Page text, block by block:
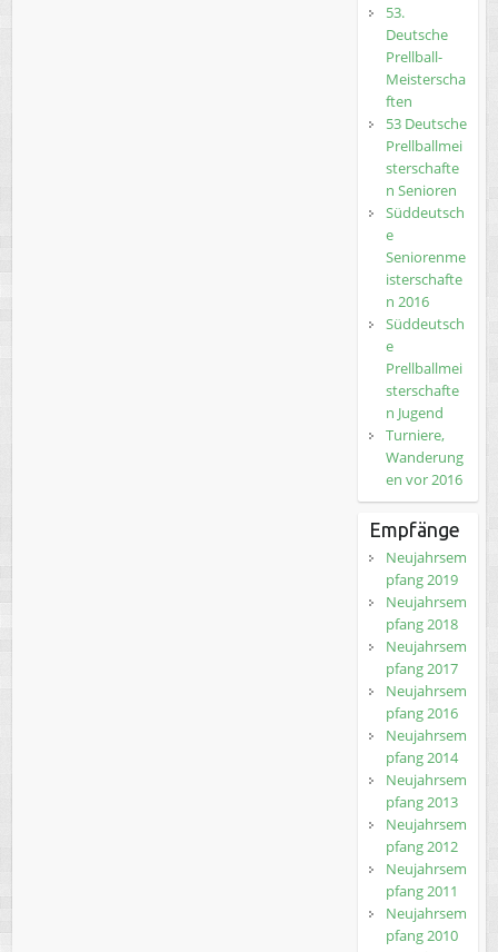
53.
Deutsche
Prellball-
Meisterscha
ften
53 Deutsche
Prellballmei
sterschafte
n Senioren
Süddeutsch
e
Seniorenme
isterschafte
n 2016
Süddeutsch
e
Prellballmei
sterschafte
n Jugend
Turniere,
Wanderung
en vor 2016
Empfänge
Neujahrsem
pfang 2019
Neujahrsem
pfang 2018
Neujahrsem
pfang 2017
Neujahrsem
pfang 2016
Neujahrsem
pfang 2014
Neujahrsem
pfang 2013
Neujahrsem
pfang 2012
Neujahrsem
pfang 2011
Neujahrsem
pfang 2010